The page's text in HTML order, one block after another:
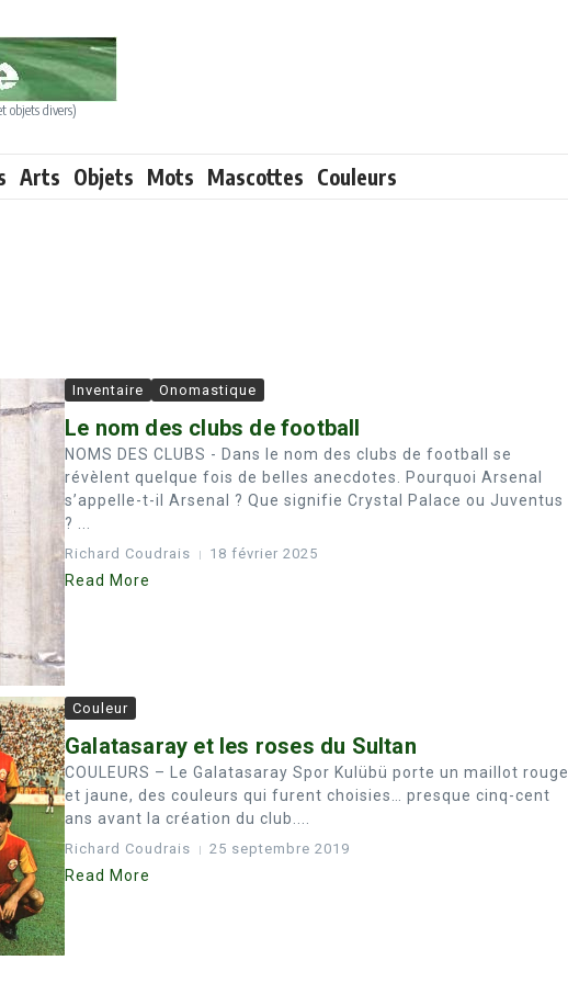
objets divers)
Arts Objets Mots Mascottes Couleurs
Inventaire Onomastique
Le nom des clubs de football
NOMS DES CLUBS - Dans le nom des clubs de football se
révèlent quelque fois de belles anecdotes. Pourquoi Arsenal
s’appelle-t-il Arsenal ? Que signifie Crystal Palace ou Juventus
? ...
Richard Coudrais 18 février 2025
Read More
Couleur
Galatasaray et les roses du Sultan
COULEURS – Le Galatasaray Spor Kulübü porte un maillot rouge
et jaune, des couleurs qui furent choisies… presque cinq-cent
ans avant la création du club....
Richard Coudrais 25 septembre 2019
Read More